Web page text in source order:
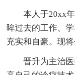
本人于20xx
眸过去的工作、
充实和自豪。现
晋升为主治